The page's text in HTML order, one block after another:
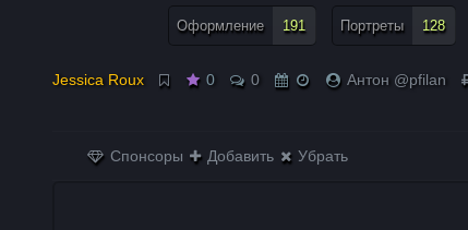
Оформление 191 Портреты 128
Jessica Roux 0 0 Антон @pfilan
Спонсоры Добавить Убрать